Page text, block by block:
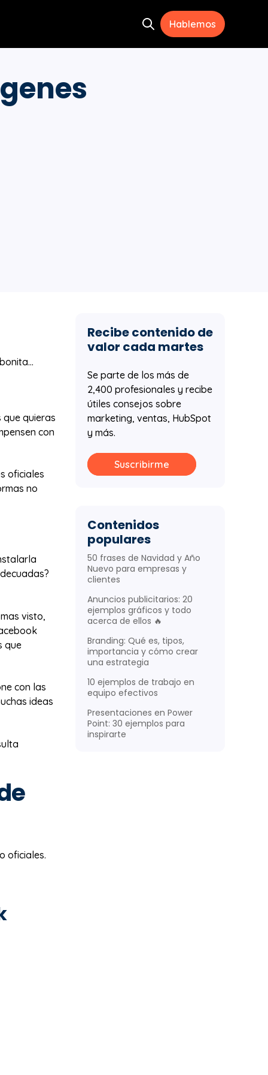
Open search
Hablemos
que quieras
con
oficiales
no
visto,
que
con las
ideas
oficiales.
Recibe contenido de
valor cada martes
Se parte de los más de
2,400 profesionales y recibe
útiles consejos sobre
marketing, ventas, HubSpot
y más.
Suscribirme
Contenidos
populares
50 frases de Navidad y Año
Nuevo para empresas y
clientes
Anuncios publicitarios: 20
ejemplos gráficos y todo
acerca de ellos 🔥
Branding: Qué es, tipos,
importancia y cómo crear
una estrategia
10 ejemplos de trabajo en
equipo efectivos
Presentaciones en Power
Point: 30 ejemplos para
inspirarte